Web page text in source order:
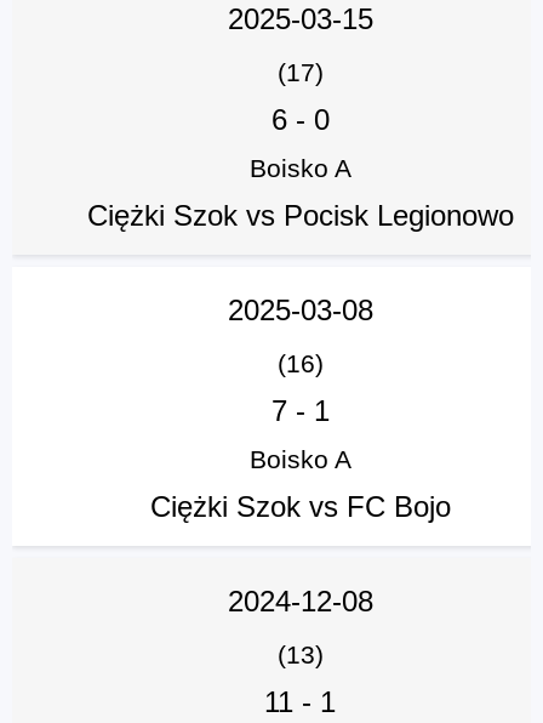
2025-03-15
(17)
6- 0
Boisko A
Ciężki Szok vs Pocisk Legionowo
2025-03-08
(16)
7- 1
Boisko A
Ciężki Szok vs FC Bojo
2024-12-08
(13)
11 - 1